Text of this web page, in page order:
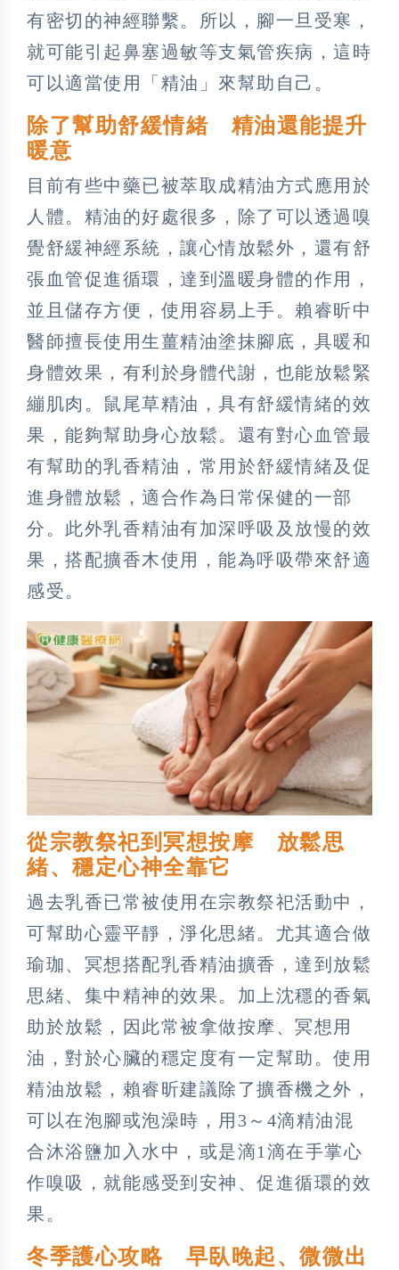
有密切的神經聯繫。所以，腳一旦受寒，
就可能引起鼻塞過敏等支氣管疾病，這時
可以適當使用「精油」來幫助自己。
除了幫助舒緩情緒 精油還能提升
暖意
目前有些中藥已被萃取成精油方式應用於
人體。精油的好處很多，除了可以透過嗅
覺舒緩神經系統，讓心情放鬆外，還有舒
張血管促進循環，達到溫暖身體的作用，
並且儲存方便，使用容易上手。賴睿昕中
醫師擅長使用生薑精油塗抹腳底，具暖和
身體效果，有利於身體代謝，也能放鬆緊
繃肌肉。鼠尾草精油，具有舒緩情緒的效
果，能夠幫助身心放鬆。還有對心血管最
有幫助的乳香精油，常用於舒緩情緒及促
進身體放鬆，適合作為日常保健的一部
分。此外乳香精油有加深呼吸及放慢的效
果，搭配擴香木使用，能為呼吸帶來舒適
感受。
從宗教祭祀到冥想按摩 放鬆思
緒、穩定心神全靠它
過去乳香已常被使用在宗教祭祀活動中，
可幫助心靈平靜，淨化思緒。尤其適合做
瑜珈、冥想搭配乳香精油擴香，達到放鬆
思緒、集中精神的效果。加上沈穩的香氣
助於放鬆，因此常被拿做按摩、冥想用
油，對於心臟的穩定度有一定幫助。使用
精油放鬆，賴睿昕建議除了擴香機之外，
可以在泡腳或泡澡時，用3～4滴精油混
合沐浴鹽加入水中，或是滴1滴在手掌心
作嗅吸，就能感受到安神、促進循環的效
果。
冬季護心攻略 早臥晚起、微微出